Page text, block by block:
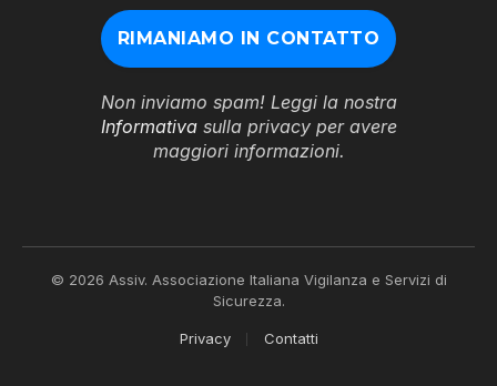
Non inviamo spam! Leggi la nostra
Informativasulla privacy per avere
maggiori informazioni.
© 2026 Assiv. Associazione Italiana Vigilanza e Servizi di
Sicurezza.
Privacy Contatti